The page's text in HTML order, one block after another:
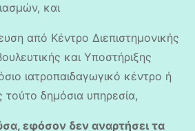
και
από Κέντρο Διεπιστημονικής
και Υποστήριξης
ιατροπαιδαγωγικό κέντρο ή
δημόσια υπηρεσία,
εφόσον δεν αναρτήσει τα